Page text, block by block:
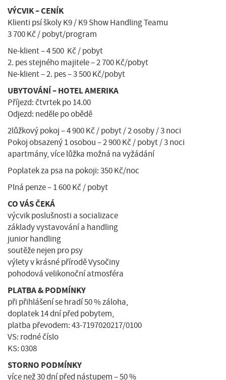
VÝCVIK – CENÍK
Klienti psí školy K9 / K9 Show Handling Teamu
3 700 Kč / pobyt/program
Ne-klient – 4 500 Kč / pobyt
2. pes stejného majitele – 2 700 Kč/pobyt
Ne-klient – 2. pes – 3 500 Kč/pobyt
UBYTOVÁNÍ – HOTEL AMERIKA
Příjezd: čtvrtek po 14.00
Odjezd: neděle po obědě
2lůžkový pokoj – 4 900 Kč / pobyt / 2 osoby / 3 noci
Pokoj obsazený 1 osobou – 2 900 Kč / pobyt / 3 noci
apartmány, více lůžka možná na vyžádání
Poplatek za psa na pokoji: 350 Kč/noc
Plná penze – 1 600 Kč / pobyt
CO VÁS ČEKÁ
výcvik poslušnosti a socializace
základy vystavování a handling
junior handling
soutěže nejen pro psy
výlety v krásné přírodě Vysočiny
pohodová velikonoční atmosféra
PLATBA & PODMÍNKY
při přihlášení se hradí 50 % záloha,
doplatek 14 dní před pobytem,
platba převodem: 43-7197020217/0100
VS: rodné číslo
KS: 0308
STORNO PODMÍNKY
více než 30 dní před nástupem – 50 %